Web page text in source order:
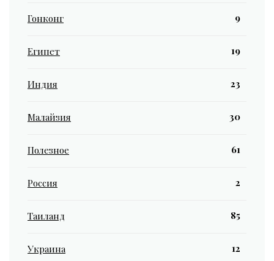
Гонконг 9
Египет 19
Индия 23
Малайзия 30
Полезное 61
Россия 2
Таиланд 85
Украина 12